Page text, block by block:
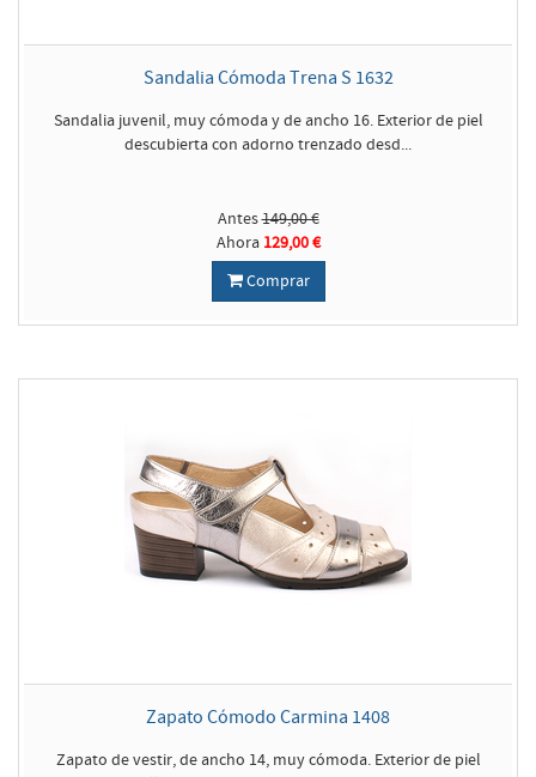
Sandalia Cómoda Trena S 1632
Sandalia juvenil, muy cómoda y de ancho 16. Exterior de piel
descubierta con adorno trenzado desd...
Antes149,00 €
Ahora 129,00 €
Comprar
Zapato Cómodo Carmina 1408
Zapato de vestir, de ancho 14, muy cómoda. Exterior de piel